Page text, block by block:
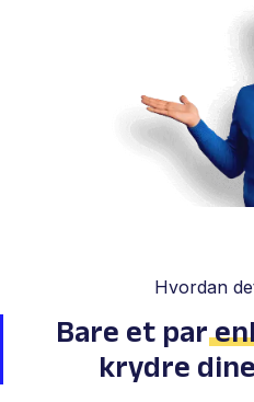
Hvordan
Bare et par
krydre